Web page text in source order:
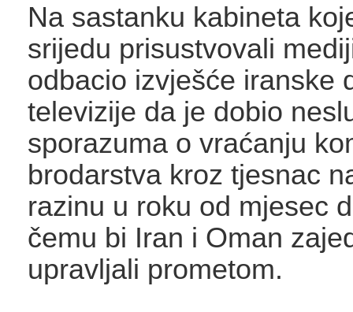
Na sastanku kabineta
srijedu prisustvovali
odbacio izvješće iranske
televizije da je dobio
sporazuma o vraćanju
brodarstva kroz tjesnac
razinu u roku od mjesec
čemu bi Iran i Oman
upravljali prometom.